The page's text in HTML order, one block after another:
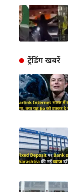
ट्रेंडिंग खबरें